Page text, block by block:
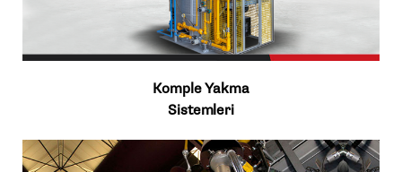
Komple Yakma
Sistemleri